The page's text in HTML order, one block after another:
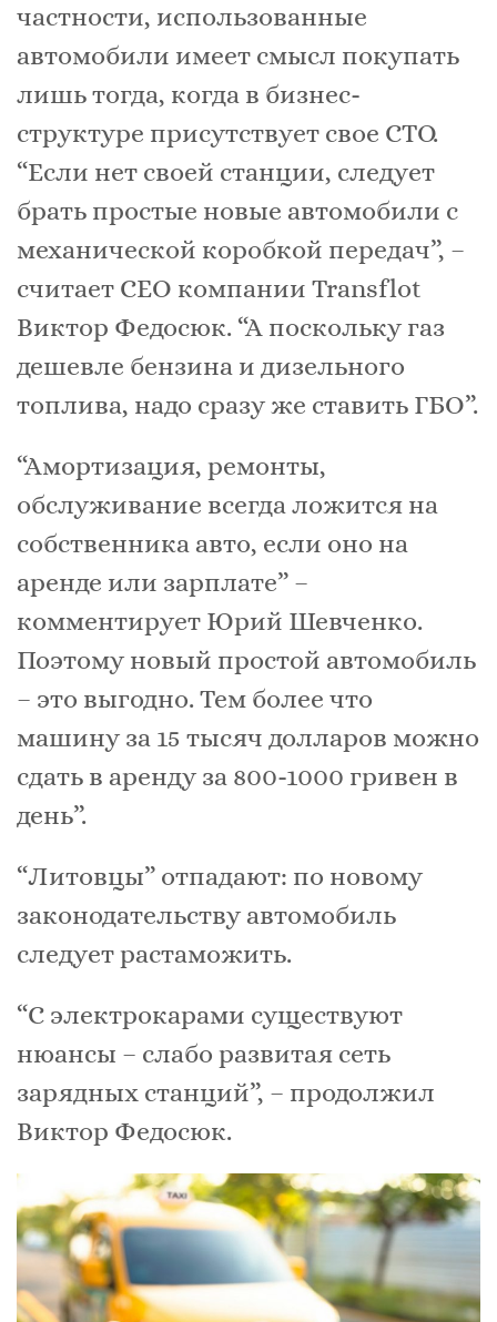
частности, использованные
автомобили имеет смысл покупать
лишь тогда, когда в бизнес-
структуре присутствует свое СТО.
“Если нет своей станции, следует
брать простые новые автомобили с
механической коробкой передач”, –
считает СЕО компании Transflot
Виктор Федосюк. “А поскольку газ
дешевле бензина и дизельного
топлива, надо сразу же ставить ГБО”.
“Амортизация, ремонты,
обслуживание всегда ложится на
собственника авто, если оно на
аренде или зарплате” –
комментирует Юрий Шевченко.
Поэтому новый простой автомобиль
– это выгодно. Тем более что
машину за 15 тысяч долларов можно
сдать в аренду за 800-1000 гривен в
день”.
“Литовцы” отпадают: по новому
законодательству автомобиль
следует растаможить.
“С электрокарами существуют
нюансы – слабо развитая сеть
зарядных станций”, – продолжил
Виктор Федосюк.